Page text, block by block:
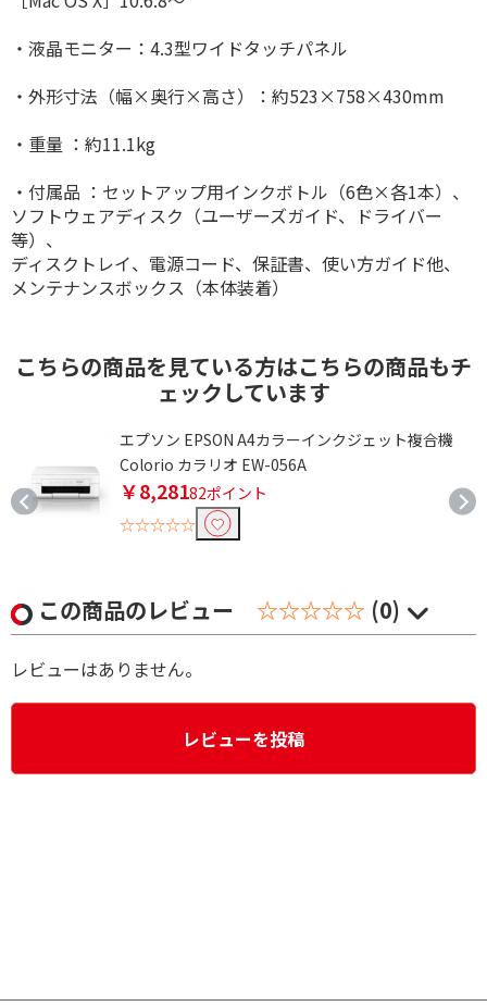
・液晶モニター：4.3型ワイドタッチパネル
・外形寸法（幅×奥行×高さ）：約523×758×430mm
・重量 ：約11.1kg
・付属品 ：セットアップ用インクボトル（6色×各1本）、
ソフトウェアディスク（ユーザーズガイド、ドライバー
等）、
ディスクトレイ、電源コード、保証書、使い方ガイド他、
メンテナンスボックス（本体装着）
こちらの商品を見ている方はこちらの商品もチ
ェックしています
エプソン EPSON A4カラーインクジェット複合機
Colorio カラリオ EW-056A
￥8,28182ポイント
☆☆☆☆☆
この商品のレビュー ☆☆☆☆☆ (0)
レビューはありません。
レビューを投稿